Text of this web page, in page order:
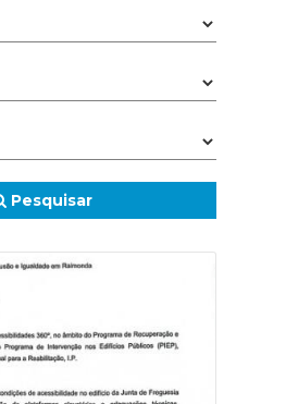
Pesquisar